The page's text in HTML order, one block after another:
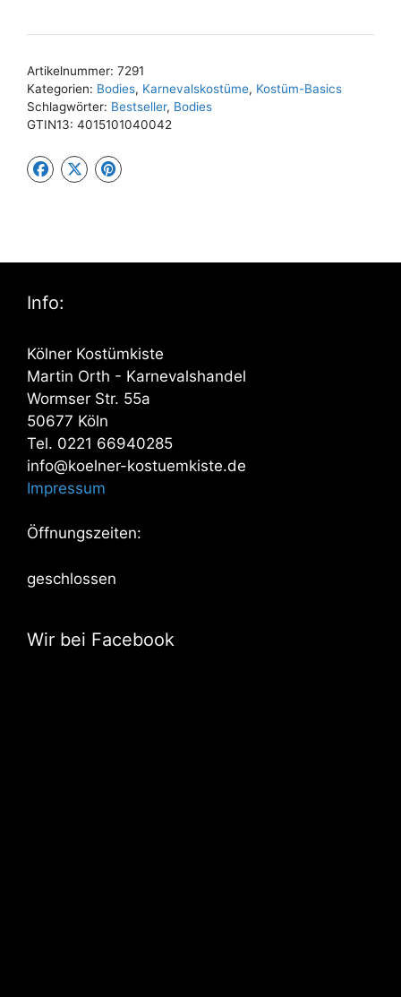
Artikelnummer: 7291
Kategorien: Bodies, Karnevalskostüme, Kostüm-Basics
Schlagwörter: Bestseller, Bodies
GTIN13: 4015101040042
Info:
Kölner Kostümkiste
Martin Orth - Karnevalshandel
Wormser Str. 55a
50677 Köln
Tel. 0221 66940285
info@koelner-kostuemkiste.de
Impressum
Öffnungszeiten:
geschlossen
Wir bei Facebook